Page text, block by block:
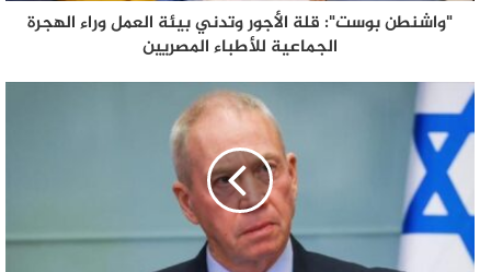
"واشنطن بوست": قلة الأجور وتدني بيئة العمل وراء الهجرة
الجماعية للأطباء المصريين